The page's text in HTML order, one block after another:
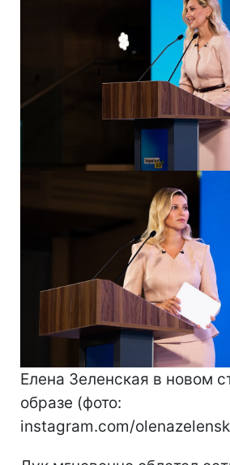
Елена Зеленская в новом
образе (фото:
instagram.com/